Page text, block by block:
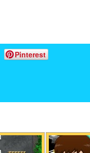
Pinterest